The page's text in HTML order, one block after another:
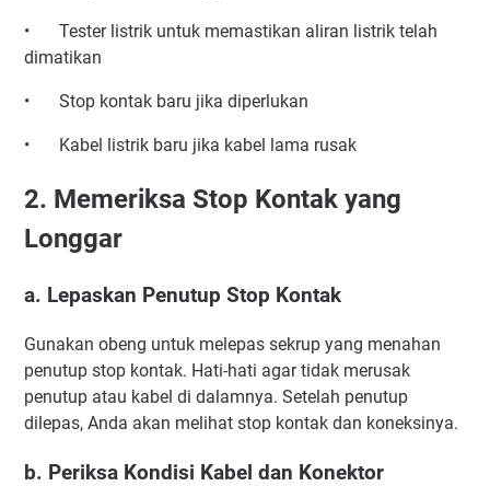
•
Tester listrik untuk memastikan aliran listrik telah
dimatikan
• Stop kontak baru jika diperlukan
• Kabel listrik baru jika kabel lama rusak
2. Memeriksa Stop Kontak yang
Longgar
a. Lepaskan Penutup Stop Kontak
Gunakan obeng untuk melepas sekrup yang menahan
penutup stop kontak. Hati-hati agar tidak merusak
penutup atau kabel di dalamnya. Setelah penutup
dilepas, Anda akan melihat stop kontak dan koneksinya.
b. Periksa Kondisi Kabel dan Konektor